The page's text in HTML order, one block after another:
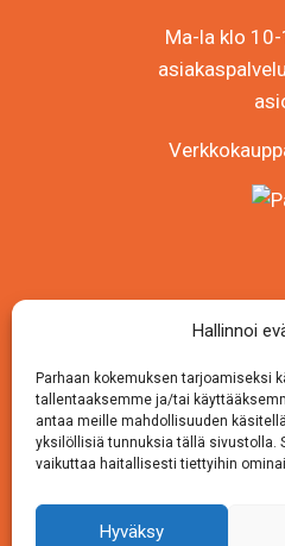
Hallinnoi
Parhaan kokemuksen tarjoamiseksi
tallentaaksemme ja/tai
antaa meille mahdollisuuden
yksilöllisiä tunnuksia tällä sivustolla.
vaikuttaa haitallisesti tiettyihin
Hyväksy
Ma-la klo